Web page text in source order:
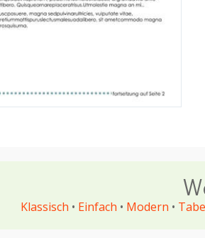
Klassisch • Einfach • Modern •